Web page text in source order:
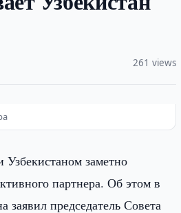
261 views
заметно
партнера. Об этом в
заявил председатель Совета